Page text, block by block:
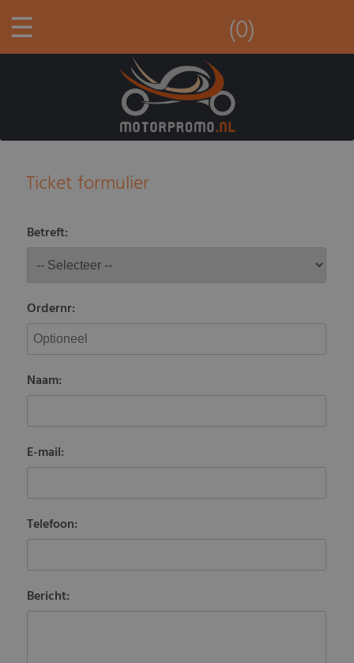
☰ (0)
Ticket formulier
Betreft:
Ordernr:
Naam:
E-mail:
Telefoon:
Bericht: